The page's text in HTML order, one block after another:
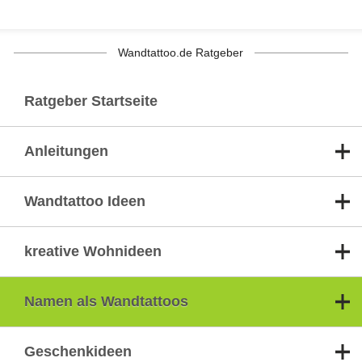
Wandtattoo.de Ratgeber
Ratgeber Startseite
Anleitungen
Wandtattoo Ideen
kreative Wohnideen
Namen als Wandtattoos
Geschenkideen